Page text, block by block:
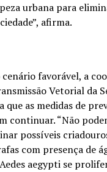
urbana para
afirma.
favorável, a
Vetorial da
que as medidas de
continuar. “Não
possíveis
com presença de
aegypti se